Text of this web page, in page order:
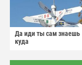
Да иди ты сам знаешь
куда